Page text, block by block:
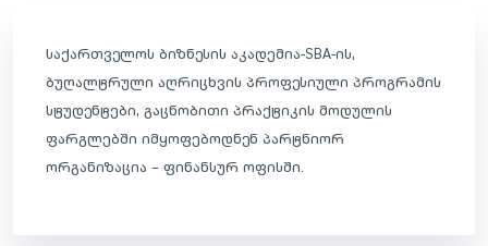
საქართველოს ბიზნესის აკადემია-SBA-ის,
ბუღალტრული აღრიცხვის პროფესიული პროგრამის
სტუდენტები, გაცნობითი პრაქტიკის მოდულის
ფარგლებში იმყოფებოდნენ პარტნიორ
ორგანიზაცია – ფინანსურ ოფისში.